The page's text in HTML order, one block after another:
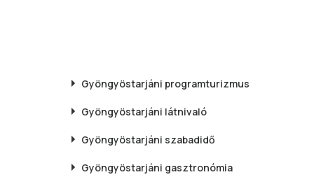
Gyöngyöstarjáni programturizmus
Gyöngyöstarjáni látnivaló
Gyöngyöstarjáni szabadidő
Gyöngyöstarjáni gasztronómia